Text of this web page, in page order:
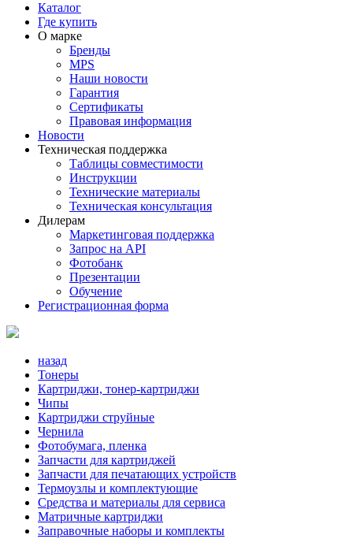
Каталог
Где купить
О марке
Бренды
MPS
Наши новости
Гарантия
Сертификаты
Правовая информация
Новости
Техническая поддержка
Таблицы совместимости
Инструкции
Технические материалы
Техническая консультация
Дилерам
Маркетинговая поддержка
Запрос на API
Фотобанк
Презентации
Обучение
Регистрационная форма
назад
Тонеры
Картриджи, тонер-картриджи
Чипы
Картриджи струйные
Чернила
Фотобумага, пленка
Запчасти для картриджей
Запчасти для печатающих устройств
Термоузлы и комплектующие
Средства и материалы для сервиса
Матричные картриджи
Заправочные наборы и комплекты